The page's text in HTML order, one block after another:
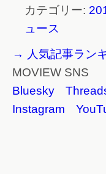
カテゴリー:
ュース
→ 人気記事ラン
MOVIEW SNS
Bluesky
Instagram